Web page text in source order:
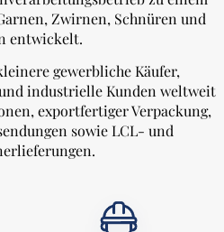
Zwirnen, Schnüren und
entwickelt.
gewerbliche Käufer,
industrielle Kunden weltweit
exportfertiger Verpackung,
sowie LCL- und